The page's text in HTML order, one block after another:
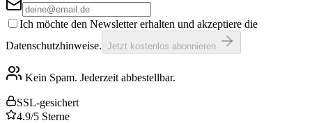
Ich möchte den Newsletter erhalten und akzeptiere die
Datenschutzhinweise. Jetzt kostenlos abonnieren
Kein Spam. Jederzeit abbestellbar.
SSL-gesichert
4.9/5 Sterne